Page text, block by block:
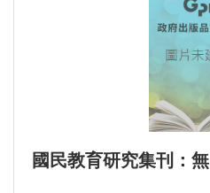
國民教育研究集刊：無